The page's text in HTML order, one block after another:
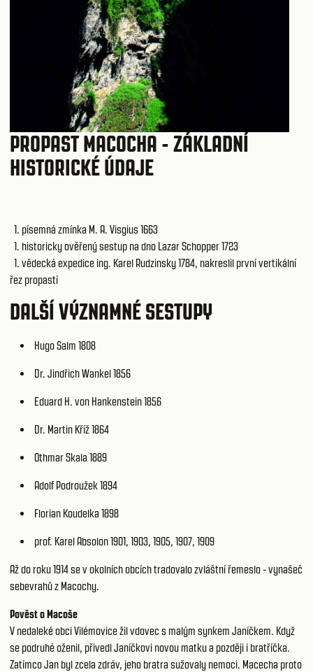
PROPAST MACOCHA - ZÁKLADNÍ
HISTORICKÉ ÚDAJE
1. písemná zmínka M. A. Visgius 1663
1. historicky ověřený sestup na dno Lazar Schopper 1723
1. vědecká expedice ing. Karel Rudzinsky 1784, nakreslil první vertikální
řez propastí
DALŠÍ VÝZNAMNÉ SESTUPY
Hugo Salm 1808
Dr. Jindřich Wankel 1856
Eduard H. von Hankenstein 1856
Dr. Martin Kříž 1864
Othmar Skala 1889
Adolf Podroužek 1894
Florian Koudelka 1898
prof. Karel Absolon 1901, 1903, 1905, 1907, 1909
Až do roku 1914 se v okolních obcích tradovalo zvláštní řemeslo - vynašeč
sebevrahů z Macochy.
Pověst o Macoše
V nedaleké obci Vilémovice žil vdovec s malým synkem Janíčkem. Když
se podruhé oženil, přivedl Janíčkovi novou matku a později i bratříčka.
Zatímco Jan byl zcela zdráv, jeho bratra sužovaly nemoci. Macecha proto